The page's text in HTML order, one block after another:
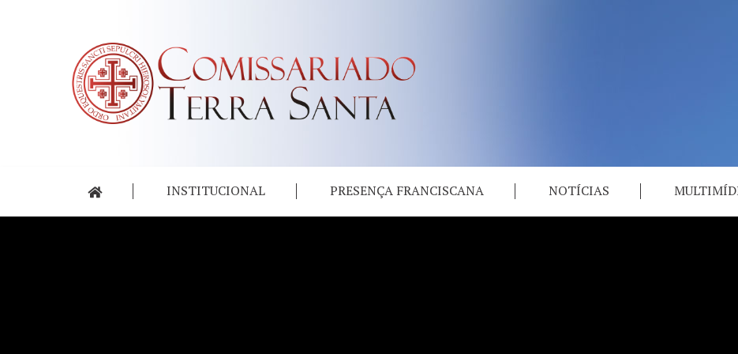
INSTITUCIONAL PRESENÇA FRANCISCANA NOTÍCIAS